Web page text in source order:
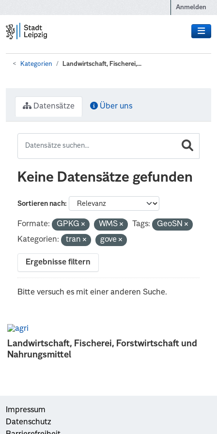
Anmelden
Kategorien Landwirtschaft, Fischerei,...
Landwirtschaft, Fischerei, Forstwirtschaft und
Nahrungsmittel
Datensätze Über uns
Keine Datensätze gefunden
Sortieren nach
Formate: GPKG WMS Tags:
GeoSN
Kategorien:
tran gove
Ergebnisse filtern
Bitte versuch es mit einer anderen Suche.
Impressum
Datenschutz